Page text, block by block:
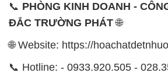
📞 PHÒNG KINH DOANH -
ĐẮC TRƯỜNG PHÁT🌐
🌐 Website: https://
📞 Hotline: - 0933.920.505 -